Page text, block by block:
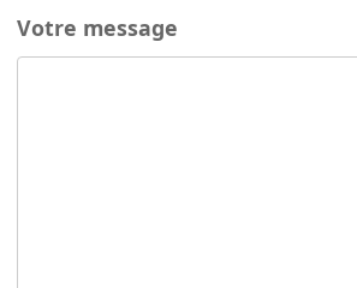
Votre message